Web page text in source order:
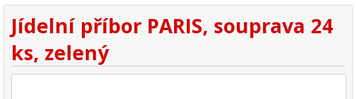
Jídelní příbor PARIS, souprava 24
ks, zelený